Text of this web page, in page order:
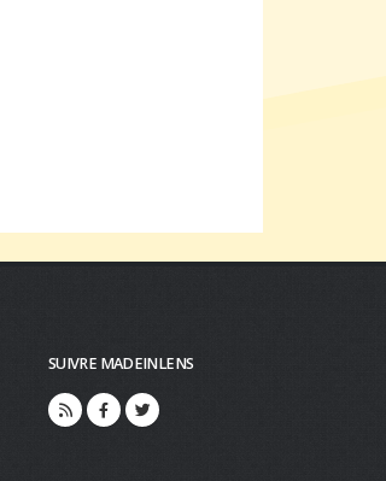
SUIVRE MADEINLENS